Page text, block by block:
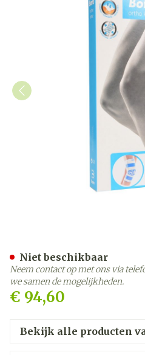
€ 94,60
Niet beschikbaar
Neem contact op met ons via
we samen de mogelijkheden.
Bekijk alle producten